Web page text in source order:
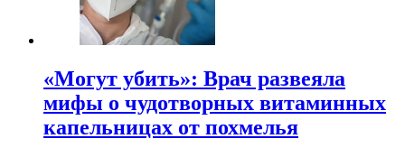
«Могут убить»: Врач развеяла
мифы о чудотворных витаминных
капельницах от похмелья